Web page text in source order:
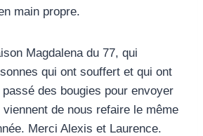
main propre.
Magdalena du 77, qui
qui ont souffert et qui ont
passé des bougies pour envoyer
de nous refaire le même
Merci Alexis et Laurence.